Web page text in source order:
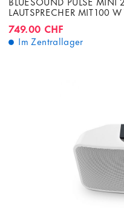
LAUTSPRECHER MIT 100 W
749.00 CHF
Im Zentrallager